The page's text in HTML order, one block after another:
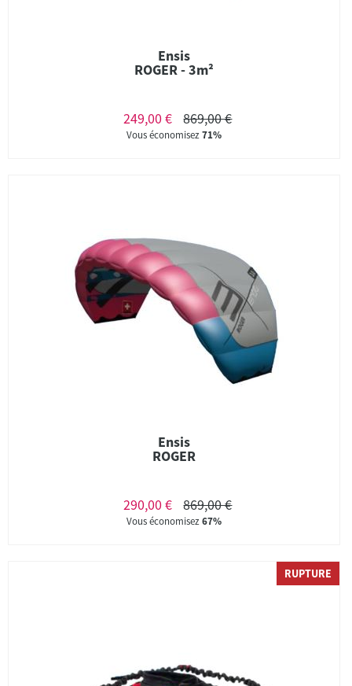
Ensis
ROGER - 3m²
249,00 € 869,00 €
Vous économisez71%
Ensis
ROGER
290,00 € 869,00 €
Vous économisez67%
RUPTURE